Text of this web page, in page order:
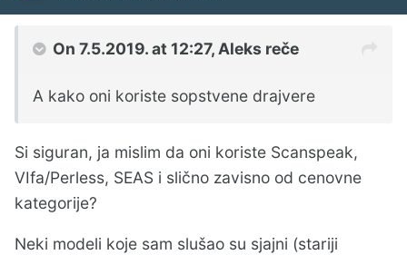
On 7.5.2019. at 12:27,Aleks reče
A kako oni koriste sopstvene drajvere
Si siguran, ja mislim da oni koriste Scanspeak,
VIfa/Perless, SEAS i slično zavisno od cenovne
kategorije?
Neki modeli koje sam slušao su sjajni (stariji